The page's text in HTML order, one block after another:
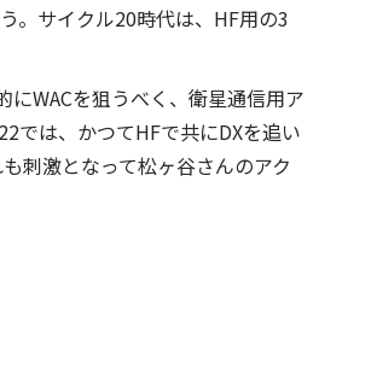
。サイクル20時代は、HF用の3
WACを狙うべく、衛星通信用ア
では、かつてHFで共にDXを追い
刺激となって松ヶ谷さんのアク